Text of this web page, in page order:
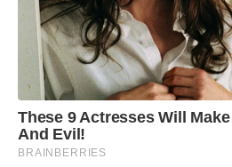
These 9 Actresses Will
And Evil!
BRAINBERRIES